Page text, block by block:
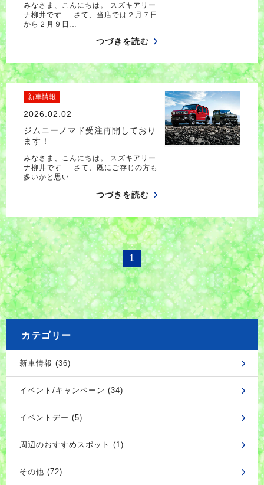
みなさま、こんにちは。 スズキアリー
ナ柳井です さて、当店では２月７日
から２月９日…
つづきを読む
新車情報
2026.02.02
ジムニーノマド受注再開しており
ます！
みなさま、こんにちは。 スズキアリー
ナ柳井です さて、既にご存じの方も
多いかと思い…
つづきを読む
1
カテゴリー
新車情報 (36)
イベント/キャンペーン (34)
イベントデー (5)
周辺のおすすめスポット (1)
その他 (72)